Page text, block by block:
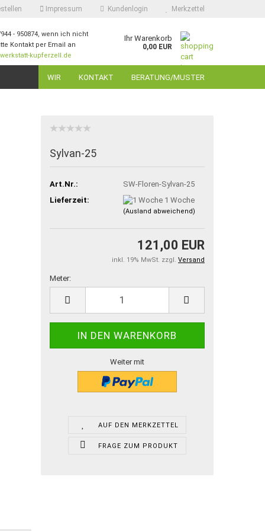
Impressum Kundenlogin
vergessen?
Merkzettel
- 950874, wenn ich nicht
Kontakt per Email an
kupferzell.de
Ihr Warenkorb
0,00 EUR
WIR KONTAKT BERATUNG/MUSTER
Sylvan-25
Art.Nr.:
SW-Floren-Sylvan-25
Lieferzeit:
1 Woche
(Ausland abweichend)
121,00 EUR
inkl. 19% MwSt. zzgl. Versand
Meter:
Meter
Weiter mit
AUF DEN MERKZETTEL
FRAGE ZUM PRODUKT